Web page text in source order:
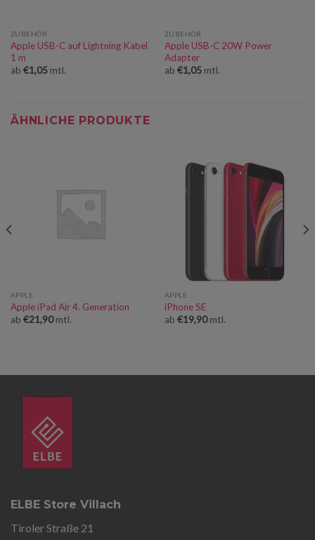
ZUBEHÖR
Apple USB-C auf Lightning Kabel
1 m
ab €1,05mtl.
ZUBEHÖR
Apple USB-C 20W Power
Adapter
ab €1,05mtl.
ÄHNLICHE PRODUKTE
APPLE
Apple iPad Air 4. Generation
ab €21,90mtl.
APPLE
iPhone SE
ab €19,90mtl.
ELBE Store Villach
Tiroler Straße 21